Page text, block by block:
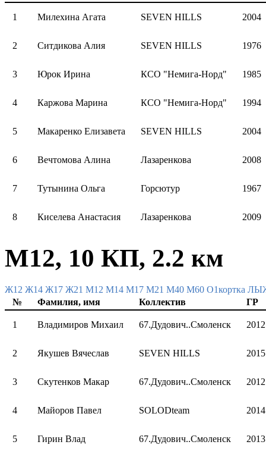
1 Милехина Агата SEVEN HILLS 2004
2 Ситдикова Алия SEVEN HILLS 1976
3 Юрок Ирина КСО "Немига-Норд" 1985
4 Каржова Марина КСО "Немига-Норд" 1994
5 Макаренко Елизавета SEVEN HILLS 2004
6 Вечтомова Алина Лазаренкова 2008
7 Тутынина Ольга Горсютур 1967
8 Киселева Анастасия Лазаренкова 2009
М12, 10 КП, 2.2 км
Ж12 Ж14 Ж17 Ж21 М12 М14 М17 М21 М40 М60 О1кортка
№
Фамилия, имя Коллектив ГР
1 Владимиров Михаил 67.Дудович..Смоленск 2012
2 Якушев Вячеслав SEVEN HILLS 2015
3 Скутенков Макар 67.Дудович..Смоленск 2012
4 Майоров Павел SOLODteam 2014
5 Гирин Влад 67.Дудович..Смоленск 2013